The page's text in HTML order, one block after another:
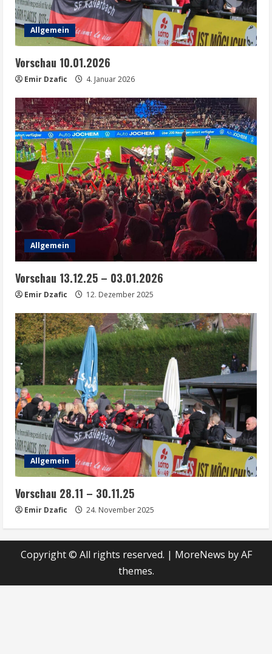
Allgemein
Vorschau 10.01.2026
Emir Dzafic 4. Januar 2026
Allgemein
Vorschau 13.12.25 – 03.01.2026
Emir Dzafic 12. Dezember 2025
Allgemein
Vorschau 28.11 – 30.11.25
Emir Dzafic 24. November 2025
Copyright © All rights reserved. | MoreNews by AF
themes.